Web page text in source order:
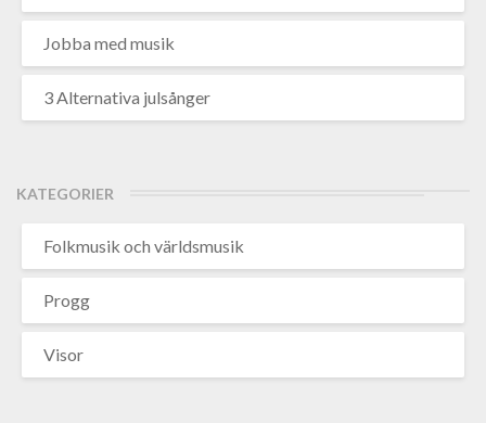
Jobba med musik
3 Alternativa julsånger
KATEGORIER
Folkmusik och världsmusik
Progg
Visor